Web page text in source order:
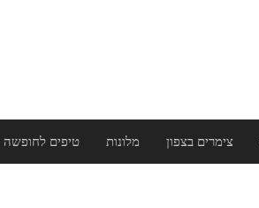
צימרים בצפון מלונות טיפים לחופשה